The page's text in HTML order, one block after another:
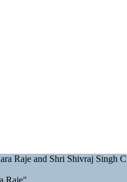
Raje and Shri Shivraj Singh